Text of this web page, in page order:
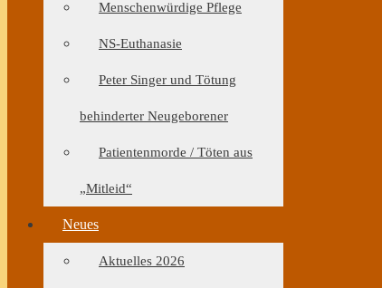
Menschenwürdige Pflege
NS-Euthanasie
Peter Singer und Tötung
behinderter Neugeborener
Patientenmorde / Töten aus
„Mitleid“
Neues
Aktuelles 2026